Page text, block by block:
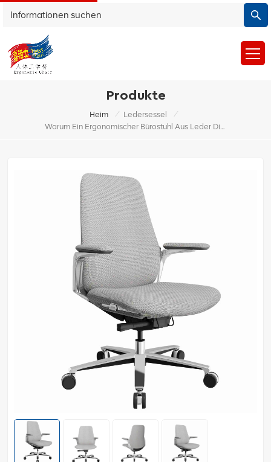
Produkte
Heim / Ledersessel
/
Warum Ein Ergonomischer Bürostuhl Aus Leder Die Beste Wahl Für Ihren Arbeitsplatz Ist